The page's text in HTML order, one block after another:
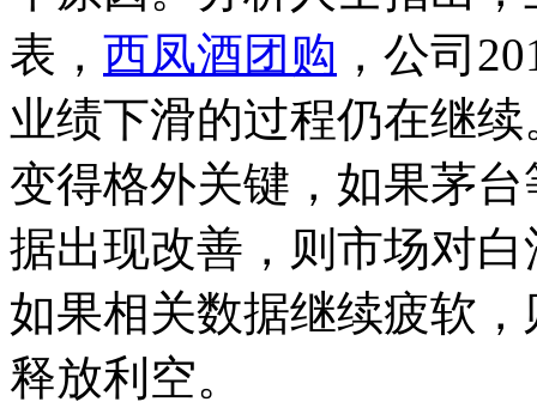
表， 西凤酒团购 ，公司
业绩下滑的过程仍在继
变得格外关键，如果茅
据出现改善，则市场对
如果相关数据继续疲软
释放利空。